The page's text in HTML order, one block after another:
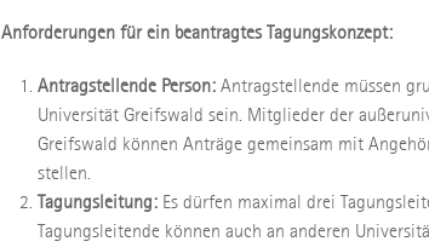
Anforderungen für ein beantragtes Tagungskonzept:
Antragstellende Person: Antragstellende müssen
Universität Greifswald sein. Mitglieder der
Greifswald können Anträge gemeinsam mit
stellen.
Tagungsleitung: Es dürfen maximal drei
Tagungsleitende können auch an anderen